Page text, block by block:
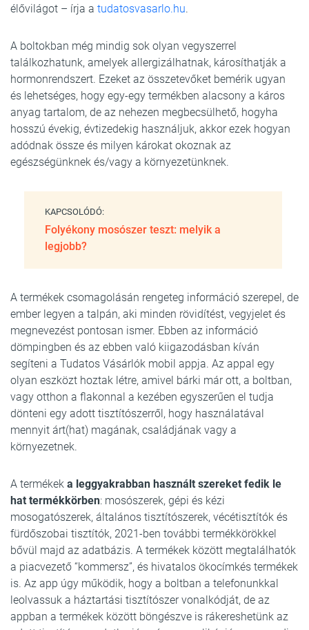
élővilágot – írja a tudatosvasarlo.hu.
A boltokban még mindig sok olyan vegyszerrel
találkozhatunk, amelyek allergizálhatnak, károsíthatják a
hormonrendszert. Ezeket az összetevőket bemérik ugyan
és lehetséges, hogy egy-egy termékben alacsony a káros
anyag tartalom, de az nehezen megbecsülhető, hogyha
hosszú évekig, évtizedekig használjuk, akkor ezek hogyan
adódnak össze és milyen károkat okoznak az
egészségünknek és/vagy a környezetünknek.
KAPCSOLÓDÓ:
Folyékony mosószer teszt: melyik a
legjobb?
A termékek csomagolásán rengeteg információ szerepel, de
ember legyen a talpán, aki minden rövidítést, vegyjelet és
megnevezést pontosan ismer. Ebben az információ
dömpingben és az ebben való kiigazodásban kíván
segíteni a Tudatos Vásárlók mobil appja. Az appal egy
olyan eszközt hoztak létre, amivel bárki már ott, a boltban,
vagy otthon a flakonnal a kezében egyszerűen el tudja
dönteni egy adott tisztítószerről, hogy használatával
mennyit árt(hat) magának, családjának vagy a
környezetnek.
A termékek a leggyakrabban használt szereket fedik le
hat termékkörben: mosószerek, gépi és kézi
mosogatószerek, általános tisztítószerek, vécétisztítók és
fürdőszobai tisztítók, 2021-ben további termékkörökkel
bővül majd az adatbázis. A termékek között megtalálhatók
a piacvezető “kommersz”, és hivatalos ökocímkés termékek
is. Az app úgy működik, hogy a boltban a telefonunkkal
leolvassuk a háztartási tisztítószer vonalkódját, de az
appban a termékek között böngészve is rákereshetünk az